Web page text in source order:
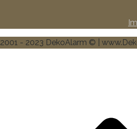
2001 - 2023 DekoAlarm © |